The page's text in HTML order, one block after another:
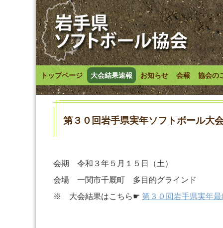
トップページ 大会結果速報 お知らせ 会報 協会の
第３０回岩手県実年ソフトボール大
会期 令和３年５月１５日（土）
会場 一関市千厩町 多目的グラインド
※ 大会結果はこちら☛ 第３０回岩手県実年